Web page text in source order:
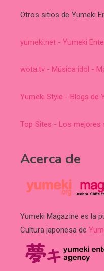
Otros sitios de Yumeki
yumeki.net - Yumeki
wota.tv - Música idol -
Yumeki Style - Blogs de
Top Sites - Los mejores
Acerca de
Yumeki Magazine es la
Cultura japonesa de